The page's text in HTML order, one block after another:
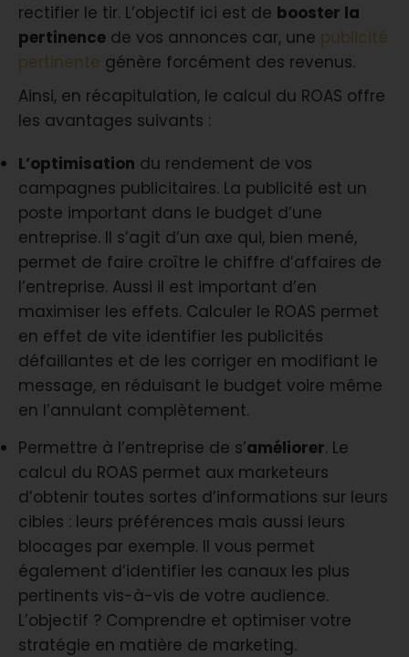
rectifier le tir. L’objectif ici est de booster la
pertinence de vos annonces car, une publicité
pertinente génère forcément des revenus.
Ainsi, en récapitulation, le calcul du ROAS offre
les avantages suivants :
L’optimisation du rendement de vos
campagnes publicitaires. La publicité est un
poste important dans le budget d’une
entreprise. Il s’agit d’un axe qui, bien mené,
permet de faire croître le chiffre d’affaires de
l’entreprise. Aussi il est important d’en
maximiser les effets. Calculer le ROAS permet
en effet de vite identifier les publicités
défaillantes et de les corriger en modifiant le
message, en réduisant le budget voire même
en l’annulant complètement.
Permettre à l’entreprise de s’améliorer. Le
calcul du ROAS permet aux marketeurs
d’obtenir toutes sortes d’informations sur leurs
cibles : leurs préférences mais aussi leurs
blocages par exemple. Il vous permet
également d’identifier les canaux les plus
pertinents vis-à-vis de votre audience.
L’objectif ? Comprendre et optimiser votre
stratégie en matière de marketing.